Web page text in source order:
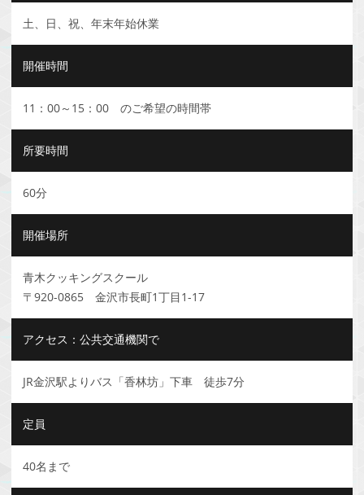
土、日、祝、年末年始休業
開催時間
11：00～15：00 のご希望の時間帯
所要時間
60分
開催場所
青木クッキングスクール
〒920-0865 金沢市長町1丁目1-17
アクセス：公共交通機関で
JR金沢駅よりバス「香林坊」下車 徒歩7分
定員
40名まで